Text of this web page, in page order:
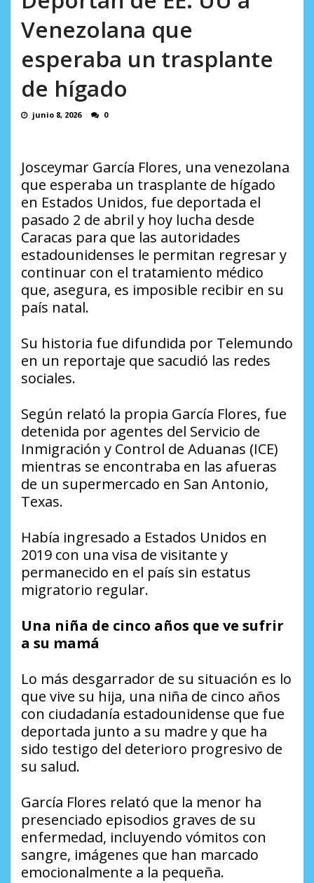
Venezolana que
esperaba un trasplante
de hígado
junio 8, 2026 0
Josceymar García Flores, una venezolana
que esperaba un trasplante de hígado
en Estados Unidos, fue deportada el
pasado 2 de abril y hoy lucha desde
Caracas para que las autoridades
estadounidenses le permitan regresar y
continuar con el tratamiento médico
que, asegura, es imposible recibir en su
país natal.
Su historia fue difundida por Telemundo
en un reportaje que sacudió las redes
sociales.
Según relató la propia García Flores, fue
detenida por agentes del Servicio de
Inmigración y Control de Aduanas (ICE)
mientras se encontraba en las afueras
de un supermercado en San Antonio,
Texas.
Había ingresado a Estados Unidos en
2019 con una visa de visitante y
permanecido en el país sin estatus
migratorio regular.
Una niña de cinco años que ve sufrir
a su mamá
Lo más desgarrador de su situación es lo
que vive su hija, una niña de cinco años
con ciudadanía estadounidense que fue
deportada junto a su madre y que ha
sido testigo del deterioro progresivo de
su salud.
García Flores relató que la menor ha
presenciado episodios graves de su
enfermedad, incluyendo vómitos con
sangre, imágenes que han marcado
emocionalmente a la pequeña.